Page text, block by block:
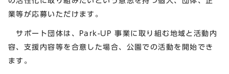
業等が応募いただけます。
サポート団体は、Park-UP 事業に取り組む地域と活動内
容、支援内容等を合意した場合、公園での活動を開始でき
ます。